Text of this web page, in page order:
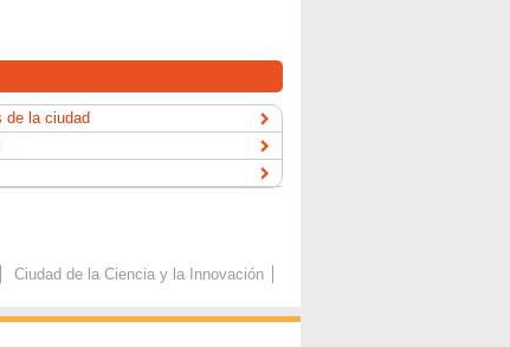
de la ciudad
Ciudad de la Ciencia y la Innovación